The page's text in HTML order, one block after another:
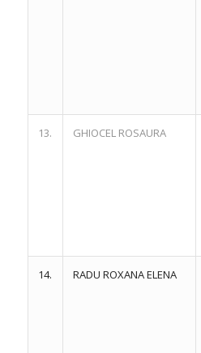
13. GHIOCEL ROSAURA
14. RADU ROXANA ELENA